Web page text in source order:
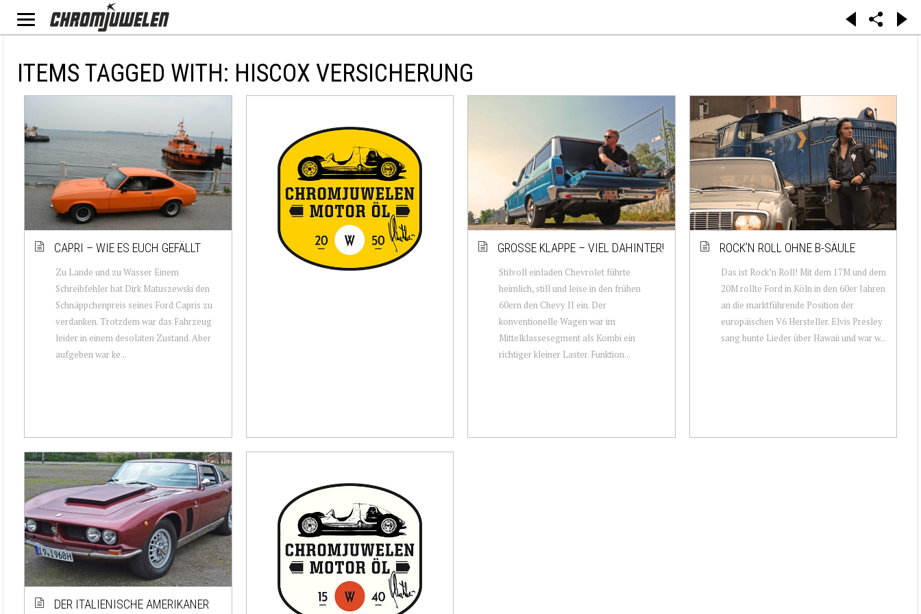
ITEMS TAGGED WITH: HISCOX VERSICHERUNG
CAPRI – WIE ES EUCH GEFÄLLT
Zu Lande und zu Wasser Einem
Schreibfehler hat Dirk Matuszewski den
Schnäppchenpreis seines Ford Capris zu
verdanken. Trotzdem war das Fahrzeug
leider in einem desolaten Zustand. Aber
aufgeben war ke...
GROSSE KLAPPE – VIEL DAHINTER!
Stilvoll einladen Chevrolet führte
heimlich, still und leise in den frühen
60ern den Chevy II ein. Der
konventionelle Wagen war im
Mittelklassesegment als Kombi ein
richtiger kleiner Laster. Funktion...
ROCK’N ROLL OHNE B-SÄULE
Das ist Rock’n Roll! Mit dem 17M und dem
20M rollte Ford in Köln in den 60er Jahren
an die marktführende Position der
europäischen V6 Hersteller. Elvis Presley
sang bunte Lieder über Hawaii und war w...
DER ITALIENISCHE AMERIKANER